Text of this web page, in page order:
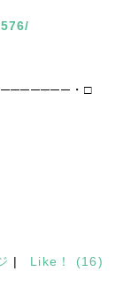
・□
| Like！ (16)